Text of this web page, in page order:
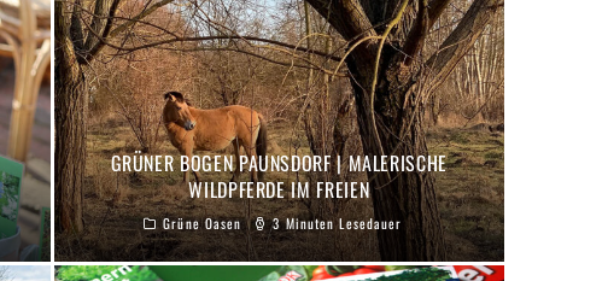
GRÜNER BOGEN PAUNSDORF | MALERISCHE
WILDPFERDE IM FREIEN
Grüne Oasen 3 Minuten Lesedauer